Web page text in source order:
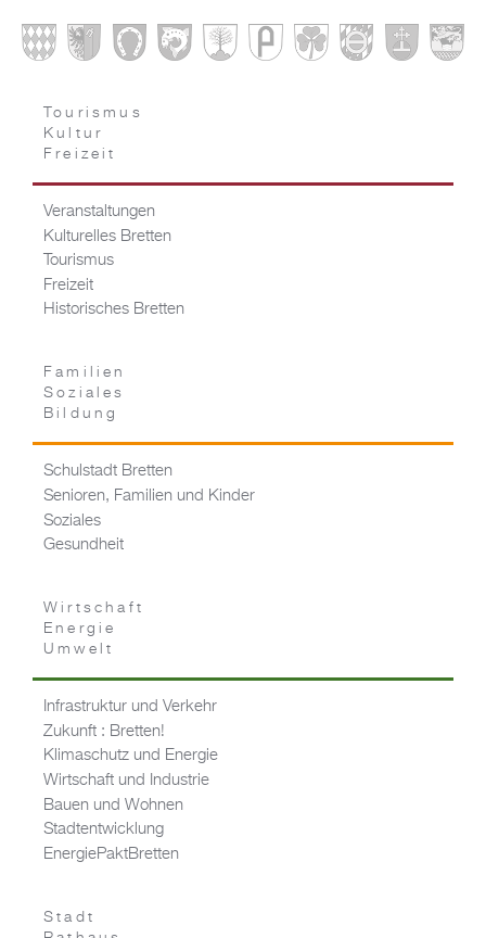
Tourismus
Kultur
Freizeit
Veranstaltungen
Kulturelles Bretten
Tourismus
Freizeit
Historisches Bretten
Familien
Soziales
Bildung
Schulstadt Bretten
Senioren, Familien und Kinder
Soziales
Gesundheit
Wirtschaft
Energie
Umwelt
Infrastruktur und Verkehr
Zukunft : Bretten!
Klimaschutz und Energie
Wirtschaft und Industrie
Bauen und Wohnen
Stadtentwicklung
EnergiePaktBretten
Stadt